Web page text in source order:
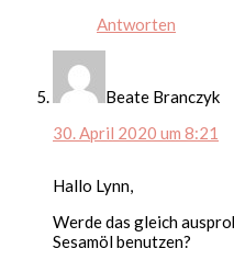
Antworten
Beate Branczyk
30. April 2020 um 8:21
Hallo Lynn,
Werde das gleich
Sesamöl benutzen?